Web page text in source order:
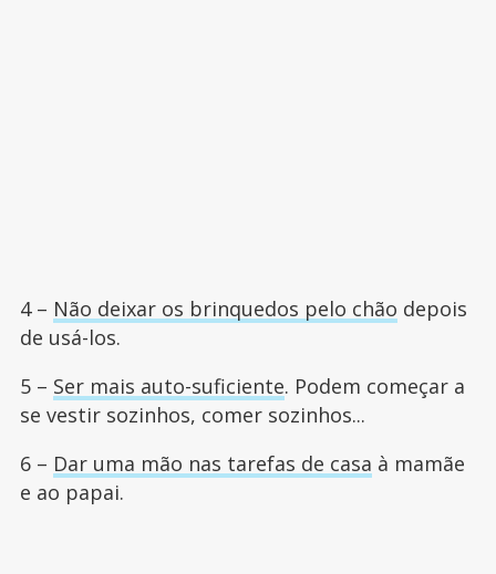
4 – Não deixar os brinquedos pelo chão depois
de usá-los.
5 – Ser mais auto-suficiente. Podem começar a
se vestir sozinhos, comer sozinhos...
6 – Dar uma mão nas tarefas de casa à mamãe
e ao papai.